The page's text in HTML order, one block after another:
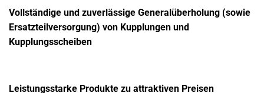
Vollständige und zuverlässige Generalüberholung (sowie
Ersatzteilversorgung) von Kupplungen und
Kupplungsscheiben
Leistungsstarke Produkte zu attraktiven Preisen